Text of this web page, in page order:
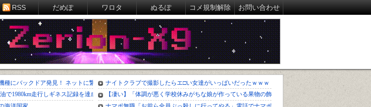
RSS だめぽ ワロタ ぬるぽ コメ規制解除 お問い合わせ